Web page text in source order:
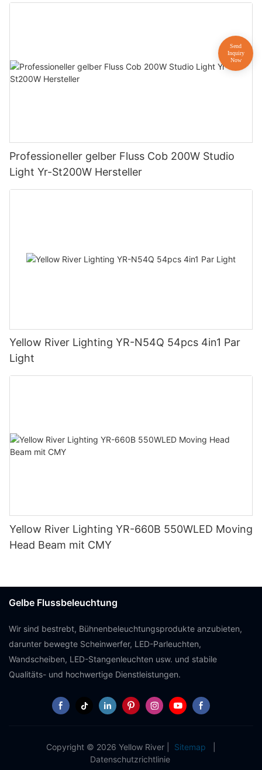
Professioneller gelber Fluss Cob 200W Studio
Light Yr-St200W Hersteller
Yellow River Lighting YR-N54Q 54pcs 4in1 Par
Light
Yellow River Lighting YR-660B 550WLED Moving
Head Beam mit CMY
Gelbe Flussbeleuchtung
Wir sind bestrebt, Bühnenbeleuchtungsprodukte anzubieten,
darunter bewegte Scheinwerfer, LED-Parleuchten,
Wandscheiben, LED-Stangenleuchten usw. und stabile
Qualitäts- und hochwertige Dienstleistungen.
Copyright © 2026 Yellow River | Sitemap
Datenschutzrichtlinie